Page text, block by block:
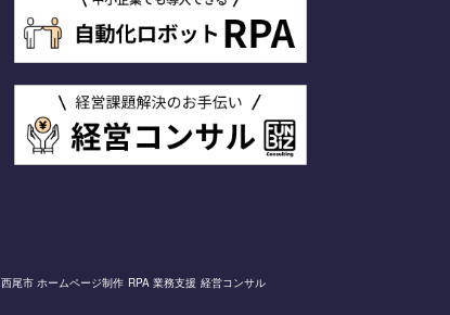
西尾市 ホームページ制作 RPA 業務支援 経営コンサル